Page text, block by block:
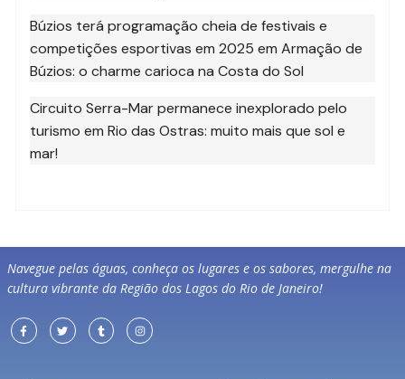
Búzios terá programação cheia de festivais e
competições esportivas em 2025 emArmação de
Búzios: o charme carioca na Costa do Sol
Circuito Serra-Mar permanece inexplorado pelo
turismo emRio das Ostras: muito mais que sol e
mar!
Navegue pelas águas, conheça os lugares e os sabores, mergulhe na
cultura vibrante da Região dos Lagos do Rio de Janeiro!